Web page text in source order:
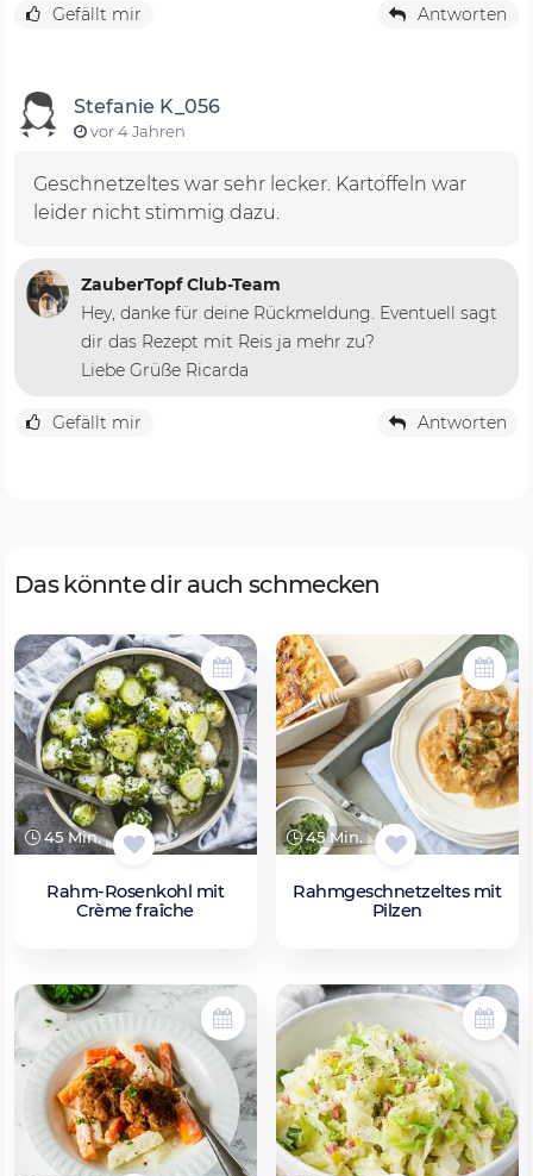
Gefällt mir Antworten
Stefanie K_056
vor 4 Jahren
Geschnetzeltes war sehr lecker. Kartoffeln war
leider nicht stimmig dazu.
ZauberTopf Club-Team
Hey, danke für deine Rückmeldung. Eventuell sagt
dir das Rezept mit Reis ja mehr zu?
Liebe Grüße Ricarda
Gefällt mir Antworten
Das könnte dir auch schmecken
45 Min.
Rahm-Rosenkohl mit
Crème fraîche
45 Min.
Rahmgeschnetzeltes mit
Pilzen